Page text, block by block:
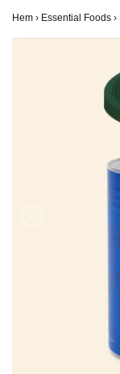
Hem › Essential Foods ›